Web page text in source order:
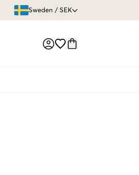
Sweden / SEK